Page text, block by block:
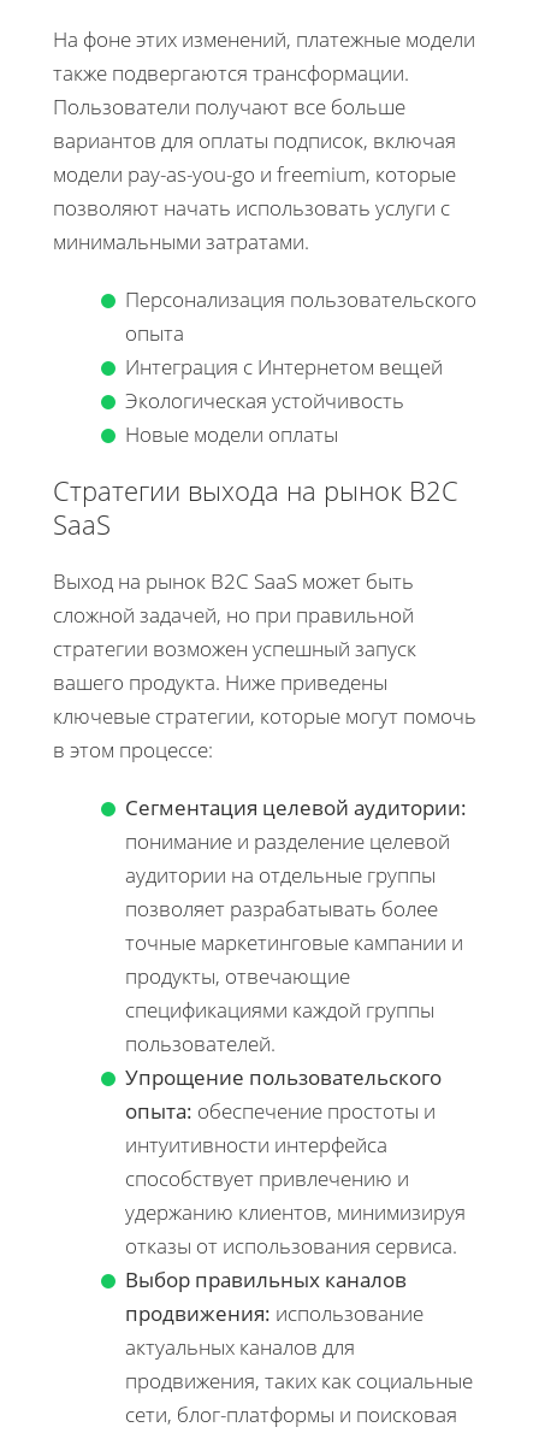
На фоне этих изменений, платежные модели
также подвергаются трансформации.
Пользователи получают все больше
вариантов для оплаты подписок, включая
модели pay-as-you-go и freemium, которые
позволяют начать использовать услуги с
минимальными затратами.
Персонализация пользовательского
опыта
Интеграция с Интернетом вещей
Экологическая устойчивость
Новые модели оплаты
Стратегии выхода на рынок B2C
SaaS
Выход на рынок B2C SaaS может быть
сложной задачей, но при правильной
стратегии возможен успешный запуск
вашего продукта. Ниже приведены
ключевые стратегии, которые могут помочь
в этом процессе:
Сегментация целевой аудитории:
понимание и разделение целевой
аудитории на отдельные группы
позволяет разрабатывать более
точные маркетинговые кампании и
продукты, отвечающие
спецификациями каждой группы
пользователей.
Упрощение пользовательского
опыта: обеспечение простоты и
интуитивности интерфейса
способствует привлечению и
удержанию клиентов, минимизируя
отказы от использования сервиса.
Выбор правильных каналов
продвижения: использование
актуальных каналов для
продвижения, таких как социальные
сети, блог-платформы и поисковая